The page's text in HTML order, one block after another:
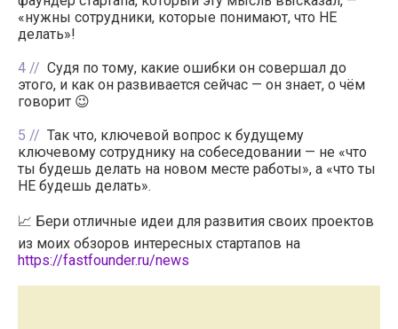
«нужны сотрудники, которые понимают, что НЕ
делать»!
4
Судя по тому, какие ошибки он совершал до
этого, и как он развивается сейчас — он знает, о чём
говорит 😉
5
Так что, ключевой вопрос к будущему
ключевому сотруднику на собеседовании — не «что
ты будешь делать на новом месте работы», а «что ты
НЕ будешь делать».
📈 Бери отличные идеи для развития своих проектов
из моих обзоров интересных стартапов на
https://fastfounder.ru/news